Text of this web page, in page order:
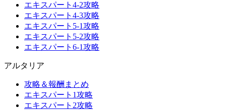
エキスパート4-2攻略
エキスパート4-3攻略
エキスパート5-1攻略
エキスパート5-2攻略
エキスパート6-1攻略
アルタリア
攻略＆報酬まとめ
エキスパート1攻略
エキスパート2攻略